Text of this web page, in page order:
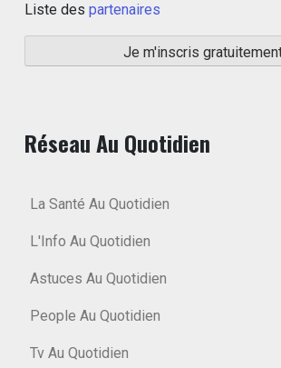
Liste des partenaires
Réseau Au Quotidien
La Santé Au Quotidien
L'Info Au Quotidien
Astuces Au Quotidien
People Au Quotidien
Tv Au Quotidien